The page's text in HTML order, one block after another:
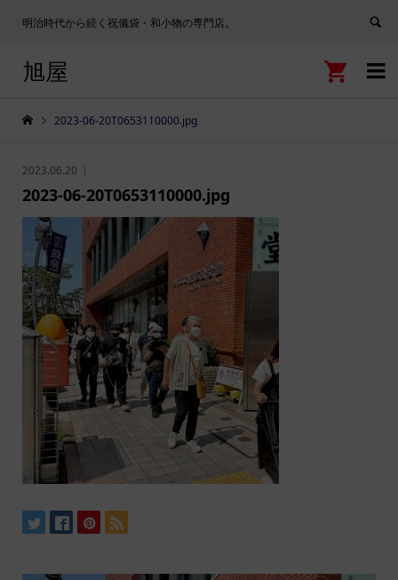
明治時代から続く祝儀袋・和小物の専門店。

旭屋 
2023-06-20T0653110000.jpg
2023.06.20
2023-06-20T0653110000.jpg